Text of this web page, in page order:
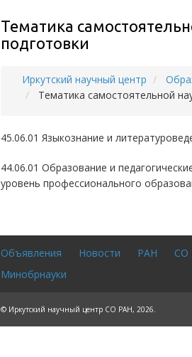
Тематика
подготовки
Строка
Иркутский научный центр
Тематика самостоятельной
45.06.01 Языкознание и
44.06.01 Образование и
уровень профессионального
menu
Объявления Новости РАН СО
Минобрнауки
© Иркутский научный центр СО РАН, 2026.